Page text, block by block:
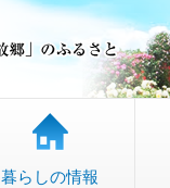
中野
暮らしの情報